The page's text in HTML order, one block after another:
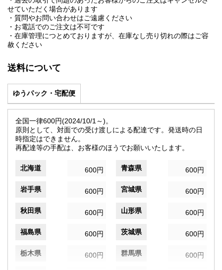
せていただく場合があります
・質問やお問い合わせはご遠慮ください
・お電話でのご注文は不可です
・在庫管理につとめておりますが、在庫なし売り切れの際はご容
赦ください
送料について
ゆうパック・宅配便
全国一律600円(2024/10/1～)。
原則として、対面での受け渡しによる配達です。発送時の日
時指定はできません。
再配達等の手配は、お客様のほうでお願いいたします。
北海道 600円 青森県 600円
岩手県 600円 宮城県 600円
秋田県 600円 山形県 600円
福島県 600円 茨城県 600円
栃木県 600円 群馬県 600円